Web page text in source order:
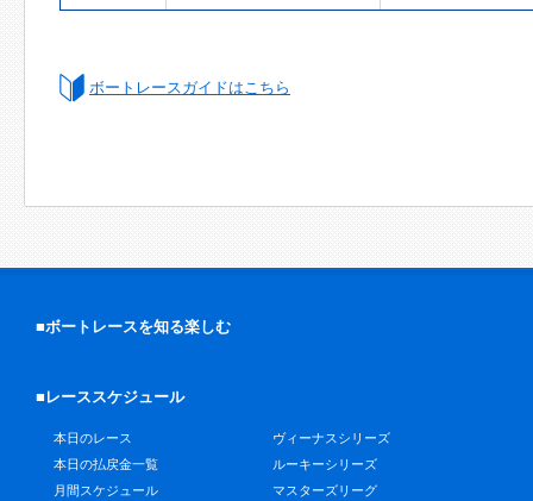
ボートレースガイドはこちら
■ボートレースを知る楽しむ
■レーススケジュール
本日のレース
本日の払戻金一覧
月間スケジュール
ヴィーナスシリーズ
ルーキーシリーズ
マスターズリーグ